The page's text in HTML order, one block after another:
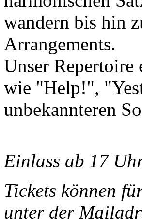
wandern bis hin
Arrangements.
Unser Repertoire
wie "Help!",
unbekannteren
Einlass ab 17
Tickets können
unter der